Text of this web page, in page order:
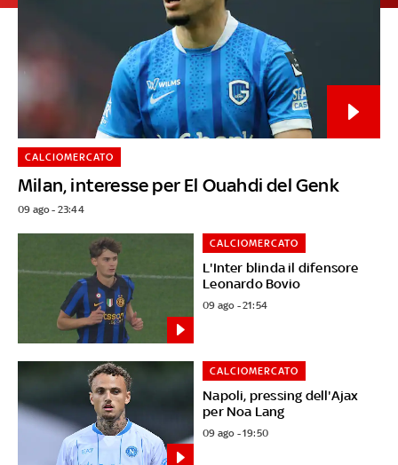
Milan, interesse per El Ouahdi del Genk
CALCIOMERCATO
09 ago - 23:44
L'Inter blinda il difensore
Leonardo Bovio
CALCIOMERCATO
09 ago - 21:54
Napoli, pressing dell'Ajax
per Noa Lang
CALCIOMERCATO
09 ago - 19:50